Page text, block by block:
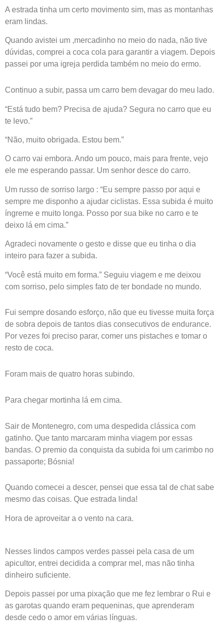
A estrada tinha um certo movimento sim, mas as montanhas
eram lindas.
Quando avistei um ,mercadinho no meio do nada, não tive
dúvidas, comprei a coca cola para garantir a viagem. Depois
passei por uma igreja perdida também no meio do ermo.
Continuo a subir, passa um carro bem devagar do meu lado.
“Está tudo bem? Precisa de ajuda? Segura no carro que eu
te levo.”
“Não, muito obrigada. Estou bem.”
O carro vai embora. Ando um pouco, mais para frente, vejo
ele me esperando passar. Um senhor desce do carro.
Um russo de sorriso largo : “Eu sempre passo por aqui e
sempre me disponho a ajudar ciclistas. Essa subida é muito
íngreme e muito longa. Posso por sua bike no carro e te
deixo lá em cima.”
Agradeci novamente o gesto e disse que eu tinha o dia
inteiro para fazer a subida.
“Você está muito em forma.” Seguiu viagem e me deixou
com sorriso, pelo simples fato de ter bondade no mundo.
Fui sempre dosando esforço, não que eu tivesse muita força
de sobra depois de tantos dias consecutivos de endurance.
Por vezes foi preciso parar, comer uns pistaches e tomar o
resto de coca.
Foram mais de quatro horas subindo.
Para chegar mortinha lá em cima.
Sair de Montenegro, com uma despedida clássica com
gatinho. Que tanto marcaram minha viagem por essas
bandas. O premio da conquista da subida foi um carimbo no
passaporte; Bósnia!
Quando comecei a descer, pensei que essa tal de chat sabe
mesmo das coisas. Que estrada linda!
Hora de aproveitar a o vento na cara.
Nesses lindos campos verdes passei pela casa de um
apicultor, entrei decidida a comprar mel, mas não tinha
dinheiro suficiente.
Depois passei por uma pixação que me fez lembrar o Rui e
as garotas quando eram pequeninas, que aprenderam
desde cedo o amor em várias línguas.